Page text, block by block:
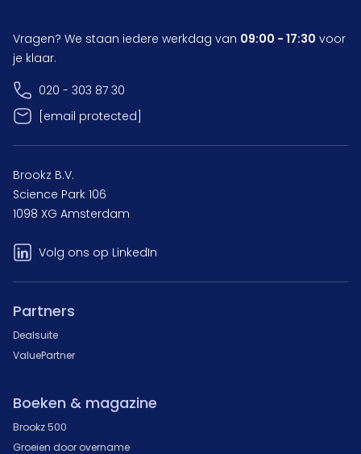
Vragen? We staan iedere werkdag van 09:00 - 17:30 voor
je klaar.
020 - 303 87 30
[email protected]
Brookz B.V.
Science Park 106
1098 XG Amsterdam
Volg ons op LinkedIn
Partners
Dealsuite
ValuePartner
Boeken & magazine
Brookz 500
Groeien door overname